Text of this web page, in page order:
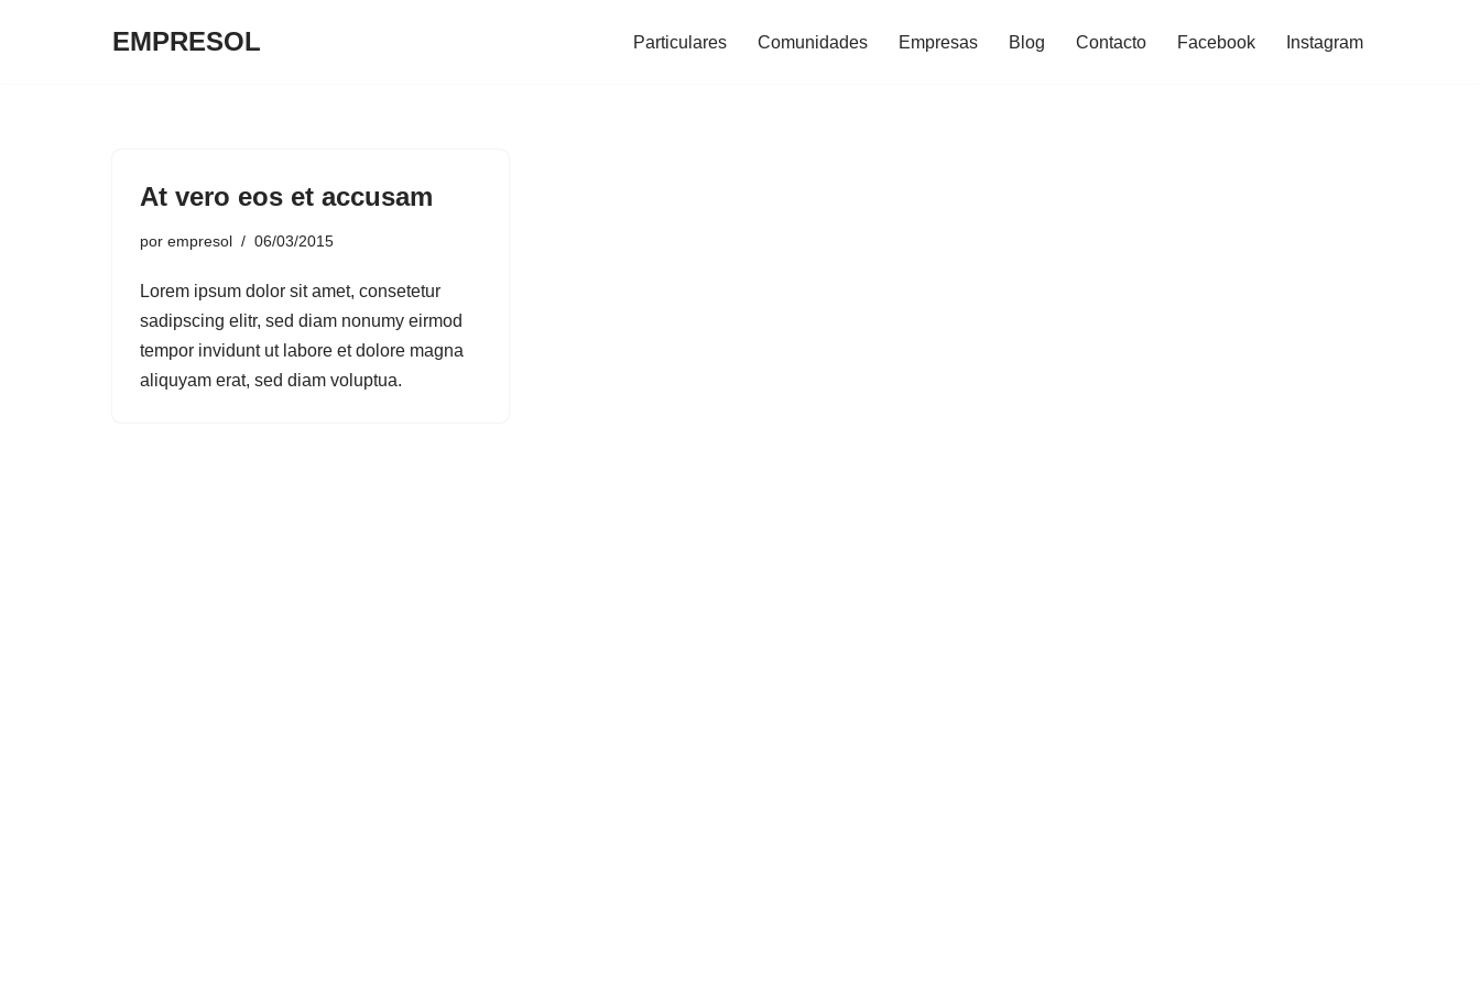
EMPRESOL Particulares Comunidades Empresas Blog Contacto Facebook Instagram
At vero eos et accusam
por empresol 06/03/2015
Lorem ipsum dolor sit amet, consetetur
sadipscing elitr, sed diam nonumy eirmod
tempor invidunt ut labore et dolore magna
aliquyam erat, sed diam voluptua.